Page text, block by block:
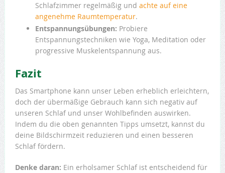
Schlafzimmer regelmäßig und achte auf eine
angenehme Raumtemperatur.
Entspannungsübungen: Probiere
Entspannungstechniken wie Yoga, Meditation oder
progressive Muskelentspannung aus.
Fazit
Das Smartphone kann unser Leben erheblich erleichtern,
doch der übermäßige Gebrauch kann sich negativ auf
unseren Schlaf und unser Wohlbefinden auswirken.
Indem du die oben genannten Tipps umsetzt, kannst du
deine Bildschirmzeit reduzieren und einen besseren
Schlaf fördern.
Denke daran: Ein erholsamer Schlaf ist entscheidend für